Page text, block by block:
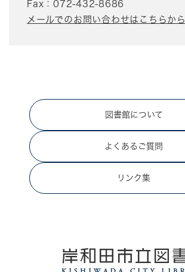
Fax：072-432-8686
メールでのお問い合わせはこちらから
図書館について
よくあるご質問
リンク集